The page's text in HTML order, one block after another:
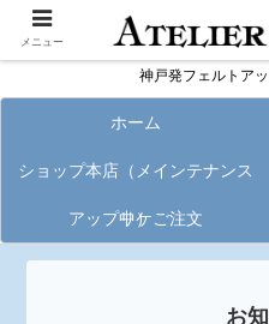
神戸発フェルトア
ホーム
ショップ本店（メインテナンス
中）
アップリケご注文
お
メニュー